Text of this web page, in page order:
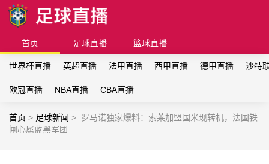
首页 足球直播 篮球直播
世界杯直播 英超直播 法甲直播 西甲直播 德甲直播 沙特
欧冠直播 NBA直播 CBA直播
首页 > 足球新闻 > 罗马诺独家爆料：索莱加盟国米现转机，法国铁
闸心属蓝黑军团